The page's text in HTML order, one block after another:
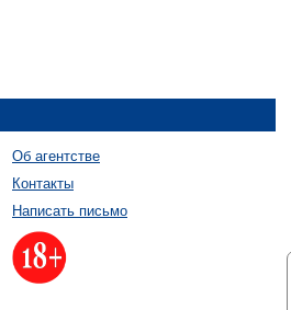
Об агентстве
Контакты
Написать письмо